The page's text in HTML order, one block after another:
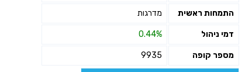
התמחות ראשית מדרגות
דמי ניהול 0.44%
מספר קופה 9935